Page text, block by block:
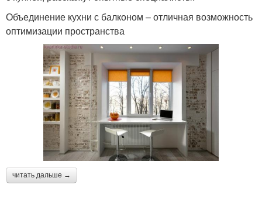
Объединение кухни с балконом – отличная возможность
оптимизации пространства
читать дальше →